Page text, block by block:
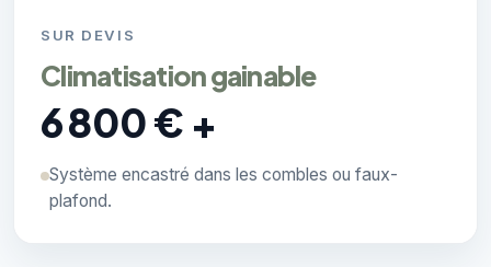
SUR DEVIS
Climatisation gainable
6 800 € +
Système encastré dans les combles ou faux-
plafond.